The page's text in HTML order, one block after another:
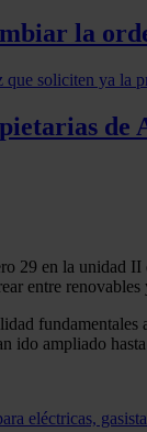
la
29 en la unidad
entre
ampliado